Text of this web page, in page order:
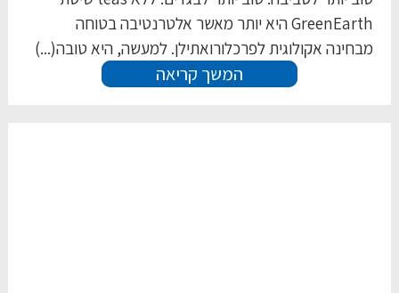
GreenEarth היא יותר מאשר אלטרנטיבה בטוחה
מבחינה אקולוגית לפרכלורואתילן. למעשה, היא טובה(...)
המשך קריאה